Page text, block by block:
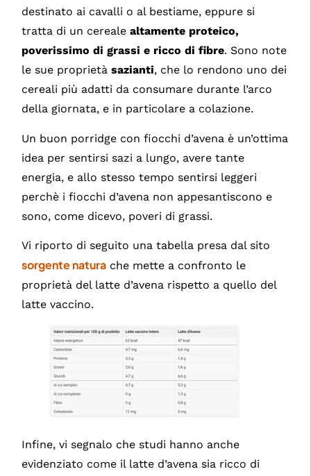
destinato ai cavalli o al bestiame, eppure si
tratta di un cereale altamente proteico,
poverissimo di grassi e ricco di fibre. Sono note
le sue proprietàsazianti, che lo rendono uno dei
cereali più adatti da consumare durante l’arco
della giornata, e in particolare a colazione.
Un buon porridge con fiocchi d’avena è un’ottima
idea per sentirsi sazi a lungo, avere tante
energia, e allo stesso tempo sentirsi leggeri
perchè i fiocchi d’avena non appesantiscono e
sono, come dicevo, poveri di grassi.
Vi riporto di seguito una tabella presa dal sito
sorgente natura che mette a confronto le
proprietà del latte d’avena rispetto a quello del
latte vaccino.
Infine, vi segnalo che studi hanno anche
evidenziato come il latte d’avena sia ricco di